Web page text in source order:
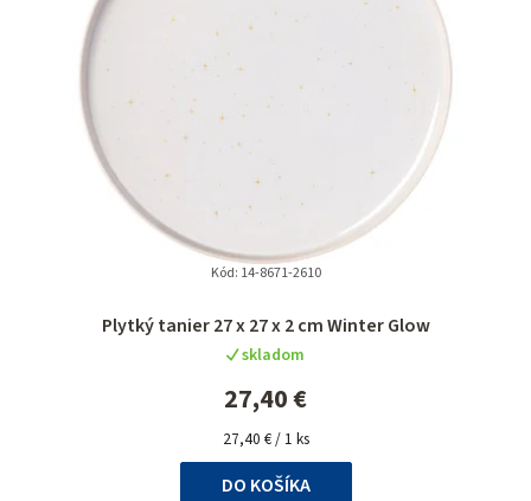
Plytký tanier 27 x 27 x 2 cm Winter Glow
skladom
27,40 €
Jednotková
cena:
27,40 € / 1 ks
DO KOŠÍKA
Kód: 14-8671-2610